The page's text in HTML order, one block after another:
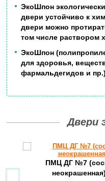
ЭкоШпон
двери устойчиво к
двери можно
том числе раствором
ЭкоШпон
для здоровья,
фармальдегидов и
Двери
ПМЦ ДГ №7
неокрашенная)